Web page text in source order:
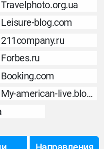
Travelphoto.org.ua
Leisure-blog.com
211company.ru
Forbes.ru
Booking.com
My-american-live.blogspot.com